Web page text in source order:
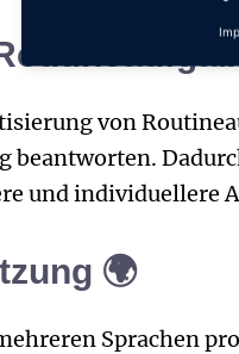
von
beantworten.
und individuellere
🌍
Sprachen